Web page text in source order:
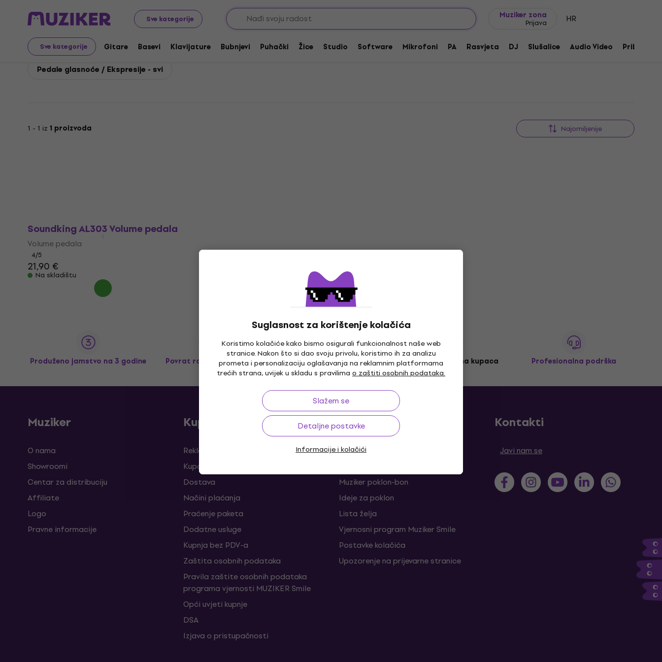
Sve kategorije
Muziker zona
Prijava HR
Sve kategorije Gitare Basevi Klavijature Bubnjevi Puhački Žice Studio Software Mikrofoni PA Rasvjeta DJ Slušalice Audio Video Pribor
Suglasnost za korištenje kolačića
Koristimo kolačiće kako bismo osigurali funkcionalnost naše web
stranice. Nakon što si dao svoju privolu, koristimo ih za analizu
prometa i personalizaciju oglašavanja na reklamnim platformama
trećih strana, uvijek u skladu s pravilima o zaštiti osobnih podataka.
Slažem se
Detaljne postavke
Informacije i kolačići
Soundking Gitare Gitarski efekti Soundking Pedale glasnoće / Ekspresije
Soundking Pedale glasnoće / Ekspresije
Pedale glasnoće / Ekspresije - svi
1 - 1 iz 1 proizvoda Najomiljenije
Soundking AL303 Volume pedala
Volume pedala
4/5
21,90 €
Na skladištu
Produženo jamstvo na 3 godine Povrat robe do 30 dana Besplatna dostavaod 169 € Više od 3 milijuna kupaca Profesionalna podrška
Muziker
O nama
Showroomi
Centar za distribuciju
Affiliate
Logo
Pravne informacije
Kupnja
Reklamacije i odustajanja od ugovora
Kuponi
Dostava
Načini plaćanja
Praćenje paketa
Dodatne usluge
Kupnja bez PDV-a
Zaštita osobnih podataka
Pravila zaštite osobnih podataka
programa vjernosti MUZIKER Smile
Opći uvjeti kupnje
DSA
Izjava o pristupačnosti
Korisno
FAQ - Često postavljana pitanja
Muziker poklon-bon
Ideje za poklon
Lista želja
Vjernosni program Muziker Smile
Postavke kolačića
Upozorenje na prijevarne stranice
Kontakti
Javi nam se